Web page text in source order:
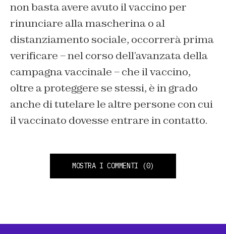
non basta avere avuto il vaccino per
rinunciare alla mascherina o al
distanziamento sociale, occorrerà prima
verificare – nel corso dell’avanzata della
campagna vaccinale – che il vaccino,
oltre a proteggere se stessi, è in grado
anche di tutelare le altre persone con cui
il vaccinato dovesse entrare in contatto.
MOSTRA I COMMENTI (0)